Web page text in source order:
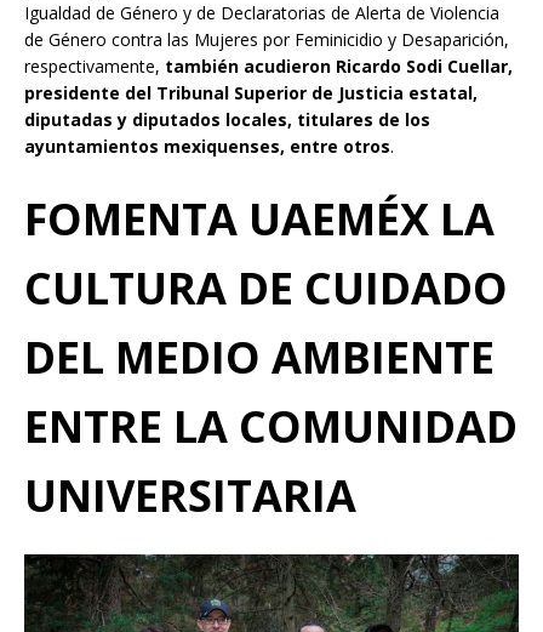
Igualdad de Género y de Declaratorias de Alerta de Violencia
de Género contra las Mujeres por Feminicidio y Desaparición,
respectivamente, también acudieron Ricardo Sodi Cuellar,
presidente del Tribunal Superior de Justicia estatal,
diputadas y diputados locales, titulares de los
ayuntamientos mexiquenses, entre otros.
FOMENTA UAEMÉX LA
CULTURA DE CUIDADO
DEL MEDIO AMBIENTE
ENTRE LA COMUNIDAD
UNIVERSITARIA